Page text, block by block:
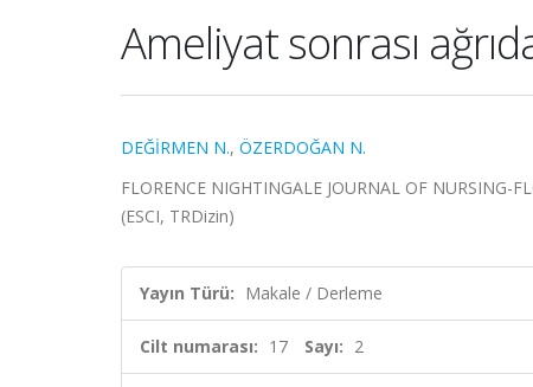
Ameliyat sonrası
DEĞİRMEN N., ÖZERDOĞAN N.
FLORENCE NIGHTINGALE JOURNAL OF NURSING-
(ESCI, TRDizin)
Yayın Türü: Makale / Derleme
Cilt numarası: 17 Sayı: 2